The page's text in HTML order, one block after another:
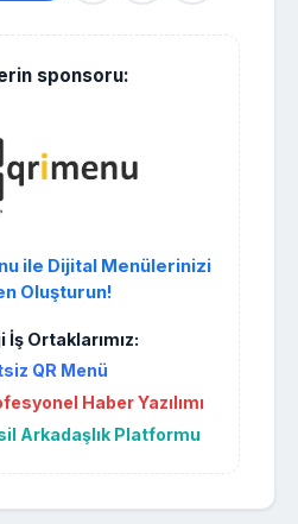
sponsoru:
ile Dijital Menülerinizi
Oluşturun!
Ortaklarımız:
QR Menü
Haber Yazılımı
Arkadaşlık Platformu